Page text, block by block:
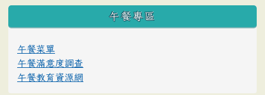
午餐專區
午餐菜單
午餐滿意度調查
午餐教育資源網